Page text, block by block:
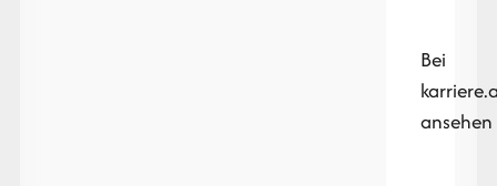
Bei
ansehen